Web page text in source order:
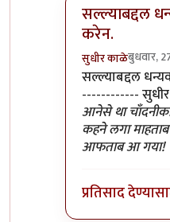
सल्ल्याबद्दल
करेन.
सुधीर काळेबुधवार,
In reply to
सल्ल्याबद्दल
------------
आनेसे था
कहने लगा
आफताब आ गया!
प्रतिसाद